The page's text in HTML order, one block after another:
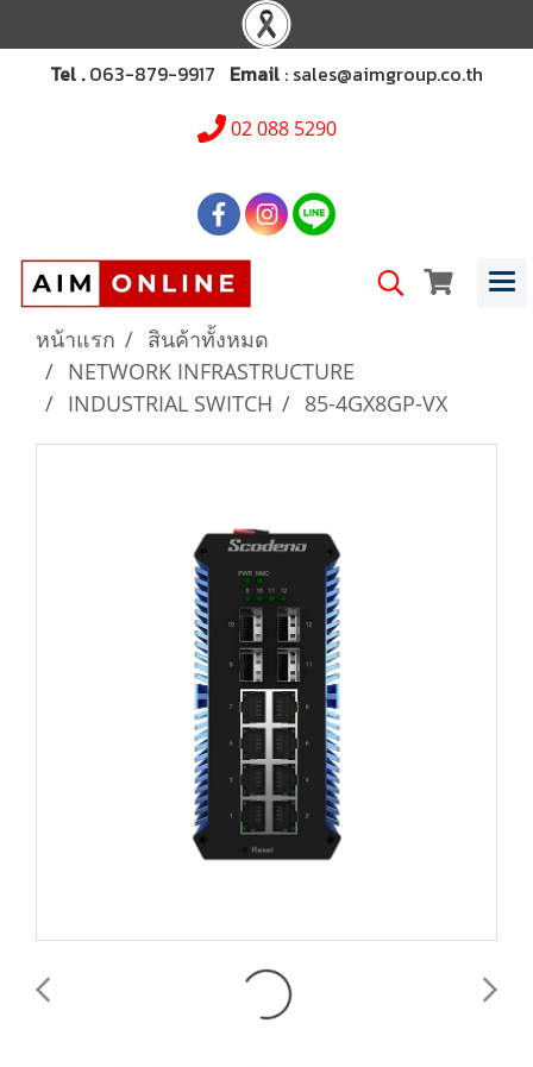
Tel .063-879-9917 Email : sales@aimgroup.co.th
02 088 5290
หน้าแรก
สินค้าทั้งหมด
NETWORK INFRASTRUCTURE
INDUSTRIAL SWITCH
85-4GX8GP-VX